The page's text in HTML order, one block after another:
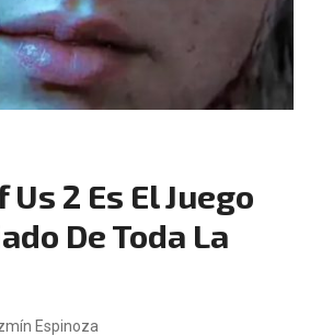
2 Es El Juego
De Toda La
Espinoza